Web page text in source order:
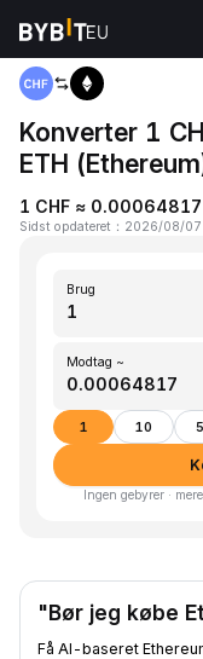
Hjem CHF to ETH
Konverter 1
ETH
1 CHF ≈ 0.00064817
Sidst opdateret ： 2026/08/
Brug
Modtag ~
1 10
Ingen gebyrer ·
"Bør jeg købe
Få AI-baseret